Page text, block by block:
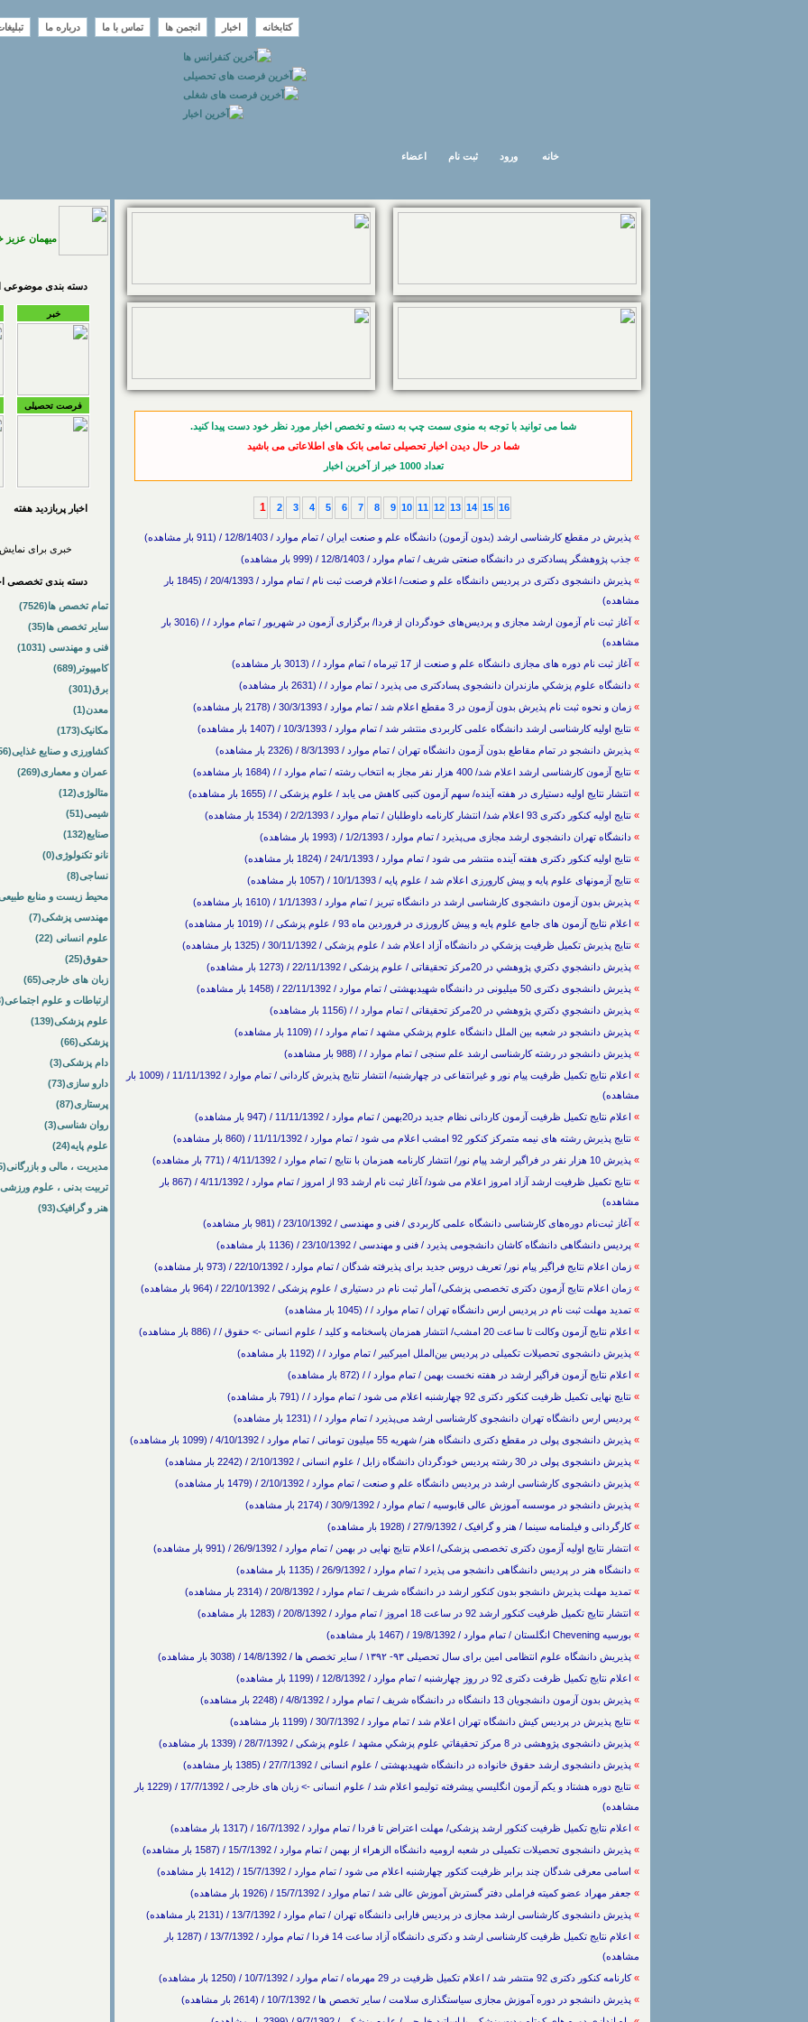
کتابخانه اخبار انجمن ها تماس با ما درباره ما
اعضاء ثبت نام ورود خانه
شما می توانید با توجه به منوی سمت چپ به دسته و تخصص اخبار مورد نظر خود دست پیدا کنید.
شما در حال دیدن اخبار تحصیلی تمامی بانک های اطلاعاتی می باشید
تعداد 1000 خبر از آخرین اخبار
16
15
14
13
12
11
10
9
8
7
6
5
4
3
2
1
» پذیرش در مقطع کارشناسی ارشد (بدون آزمون) دانشگاه علم و صنعت ایران / تمام موارد / 12/8/1403 / (911 بار مشاهده)
» جذب پژوهشگر پسادکتری در دانشگاه صنعتی شریف / تمام موارد / 12/8/1403 / (999 بار مشاهده)
»
پذیرش دانشجوی دکتری در پرديس دانشگاه علم و صنعت/ اعلام فرصت ثبت نام / تمام موارد / 20/4/1393 / (1845 بار
مشاهده)
»
آغاز ثبت نام آزمون ارشد مجازی و پردیس‌های خودگردان از فردا/ برگزاری آزمون در شهریور / تمام موارد / / (3016 بار
مشاهده)
» آغاز ثبت نام دوره های مجازی دانشگاه علم و صنعت از 17 تیرماه / تمام موارد / / (3013 بار مشاهده)
» دانشگاه علوم پزشكي مازندران دانشجوی پسادکتری می پذیرد / تمام موارد / / (2631 بار مشاهده)
» زمان و نحوه ثبت نام پذیرش بدون آزمون در 3 مقطع اعلام شد / تمام موارد / 30/3/1393 / (2178 بار مشاهده)
» نتایج اولیه کارشناسی ارشد دانشگاه علمی کاربردی منتشر شد / تمام موارد / 10/3/1393 / (1407 بار مشاهده)
» پذیرش دانشجو در تمام مقاطع بدون آزمون دانشگاه تهران / تمام موارد / 8/3/1393 / (2326 بار مشاهده)
» نتایج آزمون کارشناسی ارشد اعلام شد/ 400 هزار نفر مجاز به انتخاب رشته / تمام موارد / / (1684 بار مشاهده)
» انتشار نتایج اولیه دستیاری در هفته آینده/ سهم آزمون کتبی کاهش می یابد / علوم پزشکی / / (1655 بار مشاهده)
» نتایج اولیه کنکور دکتری 93 اعلام شد/ انتشار کارنامه داوطلبان / تمام موارد / 2/2/1393 / (1534 بار مشاهده)
» دانشگاه تهران دانشجوی ارشد مجازی می‌پذیرد / تمام موارد / 1/2/1393 / (1993 بار مشاهده)
» نتایج اولیه کنکور دکتری هفته آینده منتشر می شود / تمام موارد / 24/1/1393 / (1824 بار مشاهده)
» نتایج آزمونهای علوم پایه و پیش کارورزی اعلام شد / علوم پایه / 10/1/1393 / (1057 بار مشاهده)
» پذیرش بدون آزمون دانشجوی کارشناسی ارشد در دانشگاه تبریز / تمام موارد / 1/1/1393 / (1610 بار مشاهده)
» اعلام نتایج آزمون های جامع علوم پایه و پیش کارورزی در فروردین ماه 93 / علوم پزشکی / / (1019 بار مشاهده)
» نتایج پذیرش تكميل ظرفيت پزشكي در دانشگاه آزاد اعلام شد / علوم پزشکی / 30/11/1392 / (1325 بار مشاهده)
» پذيرش دانشجوي دكتري پژوهشي در 20مرکز تحقیقاتی / علوم پزشکی / 22/11/1392 / (1273 بار مشاهده)
» پذیرش دانشجوی دکتری 50 میلیونی در دانشگاه شهیدبهشتی / تمام موارد / 22/11/1392 / (1458 بار مشاهده)
» پذيرش دانشجوي دكتري پژوهشي در 20مرکز تحقیقاتی / تمام موارد / / (1156 بار مشاهده)
» پذيرش دانشجو در شعبه بين الملل دانشگاه علوم پزشکي مشهد / تمام موارد / / (1109 بار مشاهده)
» پذیرش دانشجو در رشته کارشناسی ارشد علم سنجی / تمام موارد / / (988 بار مشاهده)
»
اعلام نتایج تکمیل ظرفیت پیام نور و غیرانتفاعی در چهارشنبه/ انتشار نتایج پذیرش کاردانی / تمام موارد / 11/11/1392 / (1009 بار
مشاهده)
» اعلام نتایج تکمیل ظرفیت آزمون کاردانی نظام جدید در20بهمن / تمام موارد / 11/11/1392 / (947 بار مشاهده)
» نتایج پذیرش رشته های نیمه متمرکز کنکور 92 امشب اعلام می شود / تمام موارد / 11/11/1392 / (860 بار مشاهده)
» پذیرش 10 هزار نفر در فراگیر ارشد پیام نور/ انتشار کارنامه همزمان با نتایج / تمام موارد / 4/11/1392 / (771 بار مشاهده)
»
نتایج تکمیل ظرفیت ارشد آزاد امروز اعلام می شود/ آغاز ثبت نام ارشد 93 از امروز / تمام موارد / 4/11/1392 / (867 بار
مشاهده)
» آغاز ثبت‌نام دوره‌های کارشناسی دانشگاه علمی کاربردی / فنی و مهندسی / 23/10/1392 / (981 بار مشاهده)
» پردیس دانشگاهی دانشگاه کاشان دانشجومی پذیرد / فنی و مهندسی / 23/10/1392 / (1136 بار مشاهده)
» زمان اعلام نتایج فراگیر پیام نور/ تعریف دروس جدید برای پذیرفته شدگان / تمام موارد / 22/10/1392 / (973 بار مشاهده)
» زمان اعلام نتایج آزمون دکتری تخصصی پزشکی/ آمار ثبت نام در دستیاری / علوم پزشکی / 22/10/1392 / (964 بار مشاهده)
» تمدید مهلت ثبت نام در پردیس ارس دانشگاه تهران / تمام موارد / / (1045 بار مشاهده)
» اعلام نتایج آزمون وکالت تا ساعت 20 امشب/ انتشار همزمان پاسخنامه و کلید / علوم انسانی -> حقوق / / (886 بار مشاهده)
» پذیرش دانشجوی تحصیلات تکمیلی در پرديس بين‌الملل امیرکبیر / تمام موارد / / (1192 بار مشاهده)
» اعلام نتایج آزمون فراگیر ارشد در هفته نخست بهمن / تمام موارد / / (872 بار مشاهده)
» نتایج نهایی تکمیل ظرفیت کنکور دکتری 92 چهارشنبه اعلام می شود / تمام موارد / / (791 بار مشاهده)
» پردیس ارس دانشگاه تهران دانشجوی کارشناسی ارشد می‌پذیرد / تمام موارد / / (1231 بار مشاهده)
» پذیرش دانشجوی پولی در مقطع دکتری دانشگاه هنر/ شهریه 55 میلیون تومانی / تمام موارد / 4/10/1392 / (1099 بار مشاهده)
» پذیرش دانشجوی پولی در 30 رشته پردیس خودگردان دانشگاه زابل / علوم انسانی / 2/10/1392 / (2242 بار مشاهده)
» پذیرش دانشجوی کارشناسی ارشد در پردیس دانشگاه علم و صنعت / تمام موارد / 2/10/1392 / (1479 بار مشاهده)
» پذیرش دانشجو در موسسه آموزش عالی قابوسیه / تمام موارد / 30/9/1392 / (2174 بار مشاهده)
»کارگردانی و فیلمنامه سینما / هنر و گرافیک / 27/9/1392 / (1928 بار مشاهده)
» انتشار نتایج اولیه آزمون دکتری تخصصی پزشکی/ اعلام نتایج نهایی در بهمن / تمام موارد / 26/9/1392 / (991 بار مشاهده)
» دانشگاه هنر در پردیس دانشگاهی دانشجو می پذیرد / تمام موارد / 26/9/1392 / (1135 بار مشاهده)
» تمدید مهلت پذيرش دانشجو بدون كنكور ارشد در دانشگاه شريف / تمام موارد / 20/8/1392 / (2314 بار مشاهده)
» انتشار نتایج تکمیل ظرفیت کنکور ارشد 92 در ساعت 18 امروز / تمام موارد / 20/8/1392 / (1283 بار مشاهده)
» بورسیه Chevening انگلستان / تمام موارد / 19/8/1392 / (1467 بار مشاهده)
» پذیریش دانشگاه علوم انتظامی امین برای سال تحصیلی ۹۳- ۱۳۹۲ / سایر تخصص ها / 14/8/1392 / (3038 بار مشاهده)
» اعلام نتایج تکمیل ظرفت دکتری 92 در روز چهارشنبه / تمام موارد / 12/8/1392 / (1199 بار مشاهده)
» پذیرش بدون آزمون دانشجویان 13 دانشگاه در دانشگاه شریف / تمام موارد / 4/8/1392 / (2248 بار مشاهده)
» نتایج پذیرش در پردیس کیش دانشگاه تهران اعلام شد / تمام موارد / 30/7/1392 / (1199 بار مشاهده)
» پذيرش دانشجوی پژوهشی در 8 مرکز تحقيقاتي علوم پزشکي مشهد / علوم پزشکی / 28/7/1392 / (1339 بار مشاهده)
» پذیرش دانشجوی ارشد حقوق خانواده در دانشگاه شهیدبهشتی / علوم انسانی / 27/7/1392 / (1385 بار مشاهده)
»
نتایج دوره هشتاد و یکم آزمون‌ انگليسي پيشرفته توليمو اعلام شد / علوم انسانی -> زبان های خارجی / 17/7/1392 / (1229 بار
مشاهده)
» اعلام نتایج تکمیل ظرفیت کنکور ارشد پزشکی/ مهلت اعتراض تا فردا / تمام موارد / 16/7/1392 / (1317 بار مشاهده)
» پذیرش دانشجوی تحصیلات تکمیلی در شعبه ارومیه دانشگاه الزهراء از بهمن / تمام موارد / 15/7/1392 / (1587 بار مشاهده)
» اسامی معرفی شدگان چند برابر ظرفیت کنکور چهارشنبه اعلام می شود / تمام موارد / 15/7/1392 / (1412 بار مشاهده)
» جعفر مهراد عضو کمیته فراملی دفتر گسترش آموزش عالی شد / تمام موارد / 15/7/1392 / (1926 بار مشاهده)
» پذیرش دانشجوی کارشناسی ارشد مجازی در پردیس فارابی دانشگاه تهران / تمام موارد / 13/7/1392 / (2131 بار مشاهده)
»
اعلام نتایج تکمیل ظرفیت کارشناسی ارشد و دکتری دانشگاه آزاد ساعت 14 فردا / تمام موارد / 13/7/1392 / (1287 بار
مشاهده)
»کارنامه کنکور دکتری 92 منتشر شد / اعلام تکمیل ظرفیت در 29 مهرماه / تمام موارد / 10/7/1392 / (1250 بار مشاهده)
» پذیرش دانشجو در دوره آموزش مجازی سیاستگذاری سلامت / سایر تخصص ها / 10/7/1392 / (2614 بار مشاهده)
میهمان عزیز
دسته بندی موضوعی
خبر
فرصت تحصیلی
اخبار پربازديد هفته
خبری برای
دسته بندی تخصصی
تمام تخصص ها(7526)
سایر تخصص ها(35)
فنی و مهندسی (1031)
کامپیوتر(689)
برق(301)
معدن(1)
مکانیک(173)
کشاورزی و صنایع غذایی(56)
عمران و معماری(269)
متالوژی(12)
شیمی(51)
صنایع(132)
نانو تکنولوژی(0)
نساجی(8)
محیط زیست و منابع
مهندسی پزشکی(7)
علوم انسانی (22)
حقوق(25)
زبان های خارجی(65)
ارتباطات و علوم اجتماعی(3)
علوم پزشکی(139)
پزشکی(66)
دام پزشکی(3)
دارو سازی(73)
پرستاری(87)
روان شناسی(3)
علوم پایه(24)
مدیریت ، مالی و بازرگانی(385)
تربیت بدنی ، علوم
هنر و گرافیک(93)